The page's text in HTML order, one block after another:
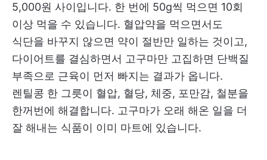
5,000원 사이입니다. 한 번에 50g씩 먹으면 10회
이상 먹을 수 있습니다. 혈압약을 먹으면서도
식단을 바꾸지 않으면 약이 절반만 일하는 것이고,
다이어트를 결심하면서 고구마만 고집하면 단백질
부족으로 근육이 먼저 빠지는 결과가 옵니다.
렌틸콩 한 그릇이 혈압, 혈당, 체중, 포만감, 철분을
한꺼번에 해결합니다. 고구마가 오래 해온 일을 더
잘 해내는 식품이 이미 마트에 있습니다.